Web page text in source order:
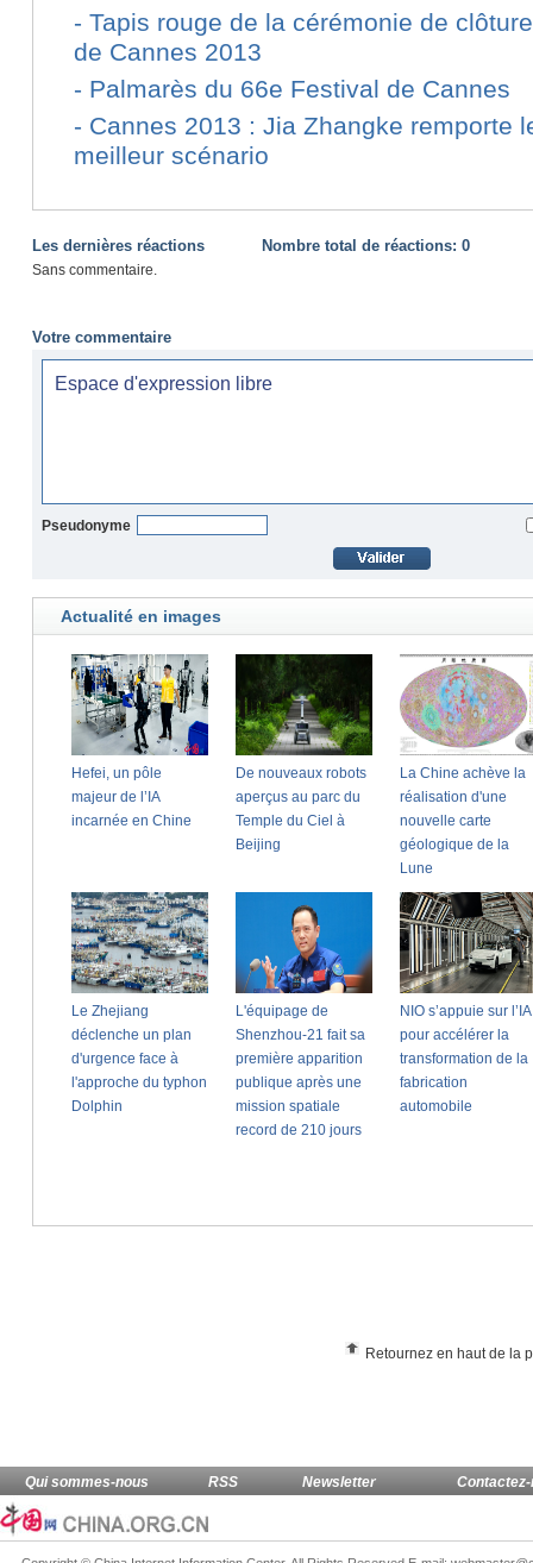
- Tapis rouge de la cérémonie de
de Cannes 2013
- Palmarès du 66e Festival de Cannes
- Cannes 2013 : Jia Zhangke remporte
meilleur scénario
Les dernières réactions Nombre total de réactions: 0
Sans commentaire.
Votre commentaire
Pseudonyme
Retournez en haut de la